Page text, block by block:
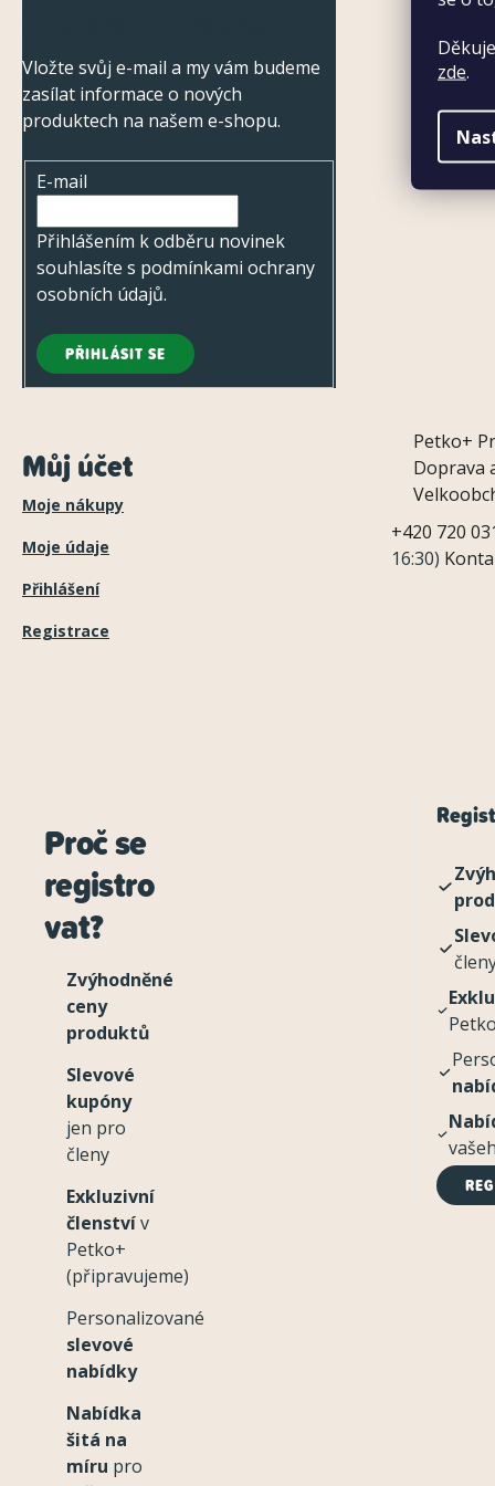
zde.
Vložte svůj e-mail a my vám budeme
zasílat informace o nových
produktech na našem e-shopu.
E-mail
Přihlášením k odběru novinek
souhlasíte s podmínkami ochrany
osobních údajů.
PŘIHLÁSIT SE
Můj účet
Moje nákupy
Moje údaje
Přihlášení
Registrace
Petko+
Doprava
+420 720
16:30)
Proč se
registro
vat?
Zvýhodněné
ceny
produktů
Slevové
kupóny
jen pro
členy
Exkluzivní
členstvív
Petko+
(připravujeme)
Personalizované
slevové
nabídky
Nabídka
šitá na
míru pro